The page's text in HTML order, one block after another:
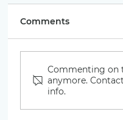
Смути за
Comments
Commenting on
anymore.
info.